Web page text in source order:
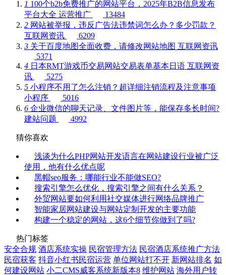
1 100个b2b免费推广的网站平台，2025年B2B信息发布
平台大全 运营推广
13484
2 网站被举报，违反广告法违禁词怎么办？多少罚款？
互联网资讯
6209
3 关于百度地图全面收费，请修改网站地图 互联网资讯
5371
4 日本RMT游戏币交易网站交易表单基本日语 互联网资
讯
5275
5 小程序不用了怎么注销？超详细注销流程及注意事项
小程序
5016
6 企业微信的聊天记录、文件图片等，能保存多长时间?
建站问题
4992
猜你喜欢
浅谈为什么PHP网站开发语言在网站建设行业被广泛
使用，他有什么优点呢
黑帽seo服务：哪能行业不能做SEO?
搜索引擎怎么优化，搜索引擎之间有什么关系？
外贸网站要如何利用社交媒体进行网络品牌推广
智能家居网站建设与网站定制开发的主要功能
构建一个稳定的网站，这6个细节你做到了吗?
热门标签
安全合规 酒店系统实操 民宿管理方法 民宿酒店系统推广方法
民宿获客 抖音小红书民宿运营 单位网站打不开 新网站排名 如
何建设网站 小二CMS威客系统新版本8 维护网站 海外用户转